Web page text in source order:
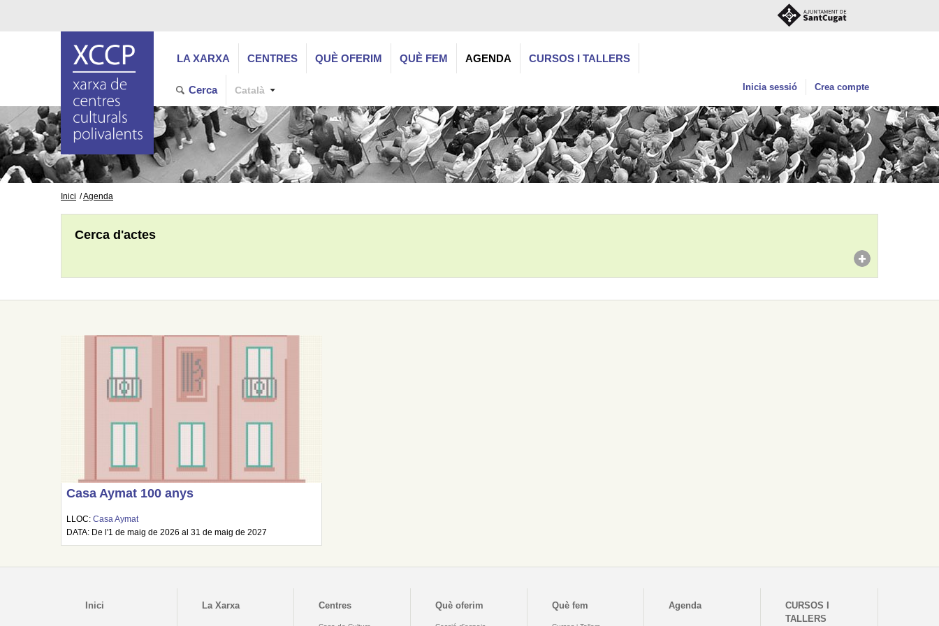
LA XARXA CENTRES QUÈ OFERIM QUÈ FEM AGENDA CURSOS I TALLERS
Cerca Català Inicia sessió Crea compte
Inici Agenda
Cerca d'actes
Casa Aymat 100 anys
LLOC:Casa Aymat
DATA: De l'1 de maig de 2026 al 31 de maig de 2027
Inici La Xarxa Centres Què oferim Què fem Agenda
CURSOS I
TALLERS